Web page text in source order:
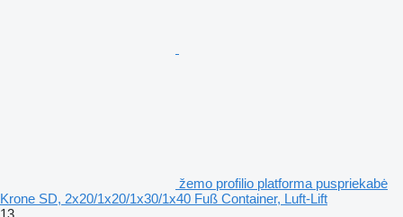
žemo profilio platforma puspriekabė
Krone SD, 2x20/1x20/1x30/1x40 Fuß Container, Luft-Lift
13